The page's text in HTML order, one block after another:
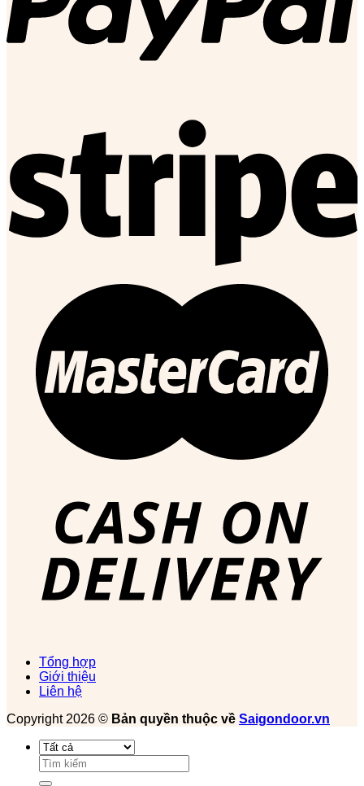
Tổng hợp
Giới thiệu
Liên hệ
Copyright 2026 © Bản quyền thuộc về Saigondoor.vn
Tìm
kiếm: